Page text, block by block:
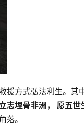
援方式弘法利生。其
志埋骨非洲， 愿五世
落。